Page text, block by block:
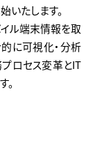
いたします。
ル端末情報を取
に可視化・分析
ロセス変革とIT
。